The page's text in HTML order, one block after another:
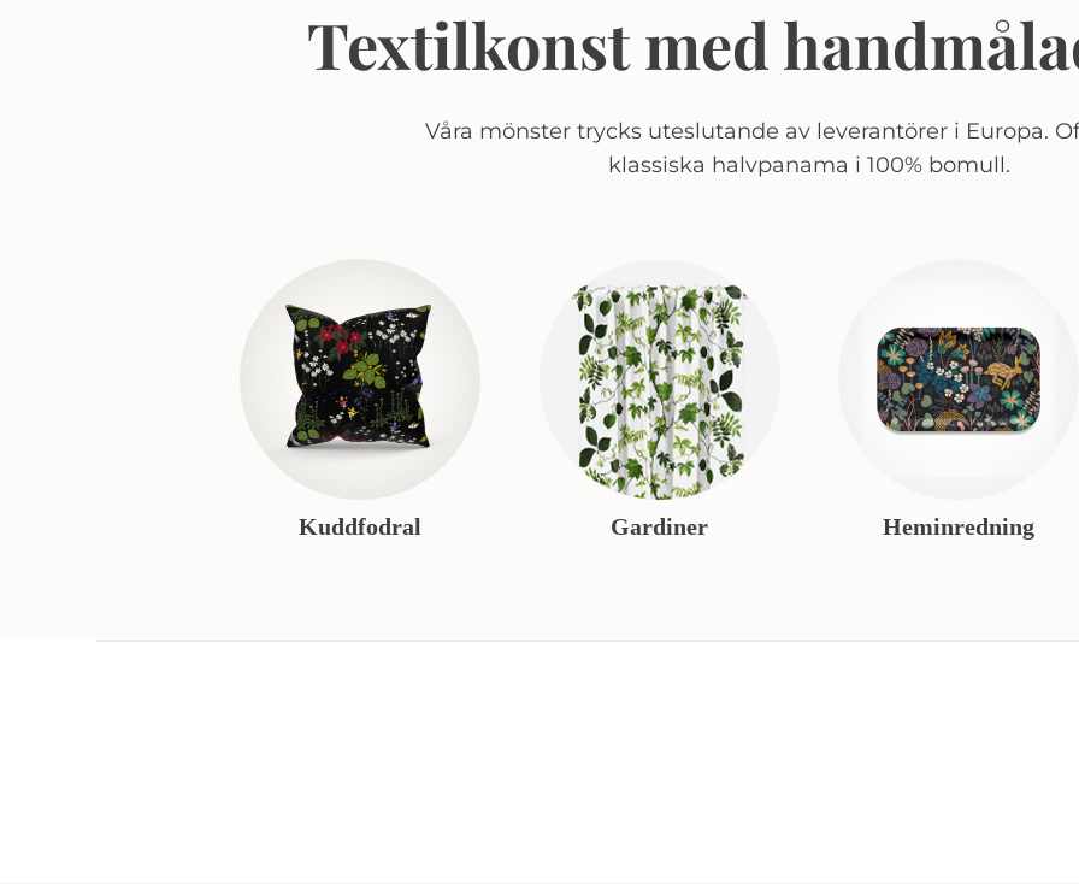
Textilkonst med
Våra mönster trycks uteslutande av leverantörer i Europa.
klassiska halvpanama i 100% bomull.
Kuddfodral Gardiner Heminredning